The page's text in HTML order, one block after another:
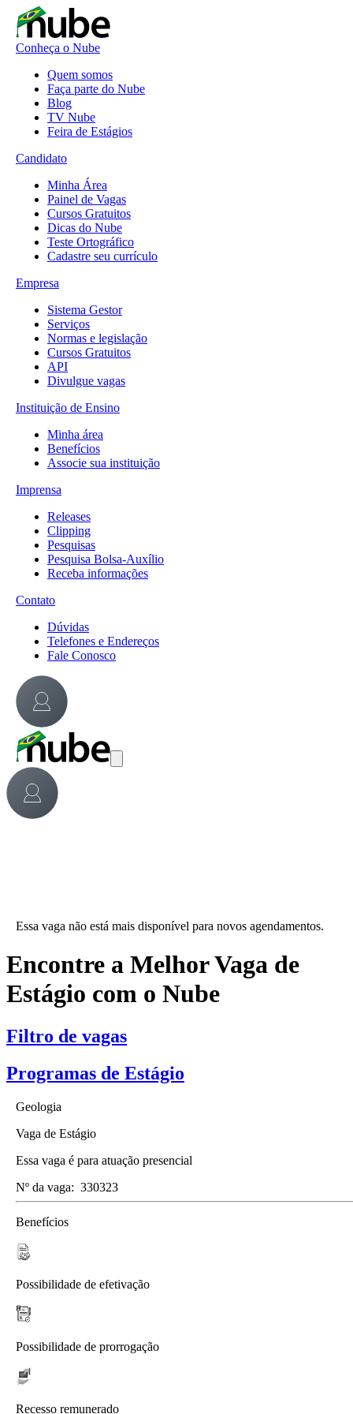
Conheça o Nube
Quem somos
Faça parte do Nube
Blog
TV Nube
Feira de Estágios
Candidato
Minha Área
Painel de Vagas
Cursos Gratuitos
Dicas do Nube
Teste Ortográfico
Cadastre seu currículo
Empresa
Sistema Gestor
Serviços
Normas e legislação
Cursos Gratuitos
API
Divulgue vagas
Instituição de Ensino
Minha área
Benefícios
Associe sua instituição
Imprensa
Releases
Clipping
Pesquisas
Pesquisa Bolsa-Auxílio
Receba informações
Contato
Dúvidas
Telefones e Endereços
Fale Conosco
Essa vaga não está mais disponível para novos agendamentos.
Encontre a Melhor Vaga de
Estágio com o Nube
Filtro de vagas
Programas de Estágio
Geologia
Vaga de Estágio
Essa vaga é para atuação presencial
Nº da vaga: 330323
Benefícios
Possibilidade de efetivação
Possibilidade de prorrogação
Recesso remunerado